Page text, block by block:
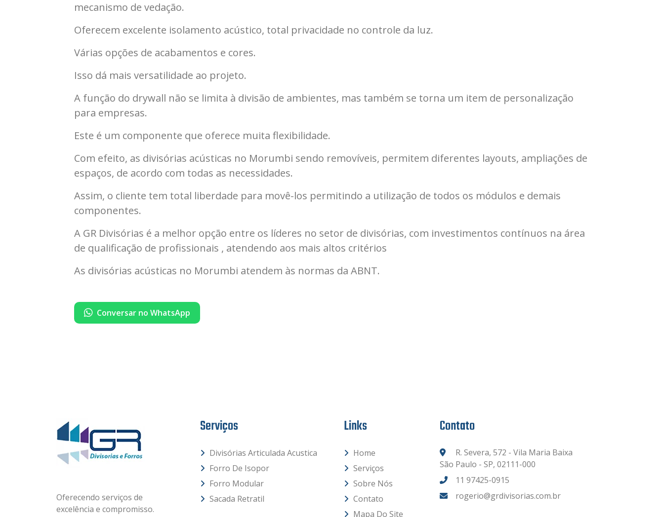
mecanismo de vedação.
Oferecem excelente isolamento acústico, total privacidade no controle da luz.
Várias opções de acabamentos e cores.
Isso dá mais versatilidade ao projeto.
A função do drywall não se limita à divisão de ambientes, mas também se torna um item de personalização
para empresas.
Este é um componente que oferece muita flexibilidade.
Com efeito, as divisórias acústicas no Morumbi sendo removíveis, permitem diferentes layouts, ampliações de
espaços, de acordo com todas as necessidades.
Assim, o cliente tem total liberdade para movê-los permitindo a utilização de todos os módulos e demais
componentes.
A GR Divisórias é a melhor opção entre os líderes no setor de divisórias, com investimentos contínuos na área
de qualificação de profissionais , atendendo aos mais altos critérios
As divisórias acústicas no Morumbi atendem às normas da ABNT.
Conversar no WhatsApp
Oferecendo serviços de
excelência e compromisso.
Serviços
Divisórias Articulada Acustica
Forro De Isopor
Forro Modular
Sacada Retratil
Links
Home
Serviços
Sobre Nós
Contato
Mapa Do Site
Contato
R. Severa, 572 - Vila Maria Baixa
São Paulo - SP, 02111-000
11 97425-0915
rogerio@grdivisorias.com.br